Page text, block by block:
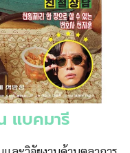
แบคมารี